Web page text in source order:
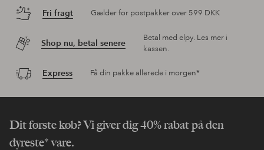
Fri fragt Gælder for postpakker over 599 DKK
Shop nu, betal senere
Betal med elpy. Les mer i
kassen.
Express Få din pakke allerede i morgen*
Dit første køb? Vi giver dig 40% rabat på den
dyreste* vare.